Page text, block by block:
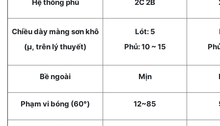
Hệ thống phủ 2C 2B
Chiều dày màng sơn khô
(μ, trên lý thuyết)
Lót: 5
Phủ: 10 ~ 15
Bề ngoài Mịn
Phạm vi bóng (60°) 12~85